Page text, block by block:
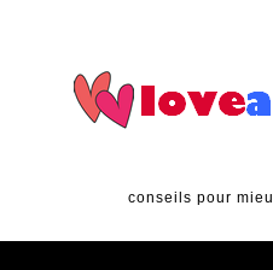
conseils pour